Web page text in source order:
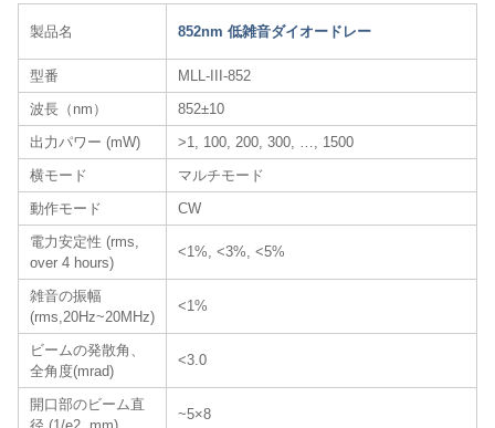
製品名 852nm 低雑音ダイオードレー
型番
MLL-III-852
波長（nm）
852±10
出力パワー (mW)
>1, 100, 200, 300, …, 1500
横モード
マルチモード
動作モード
CW
電力安定性 (rms,
over 4 hours)
<1%, <3%, <5%
雑音の振幅
(rms,20Hz~20MHz)
<1%
ビームの発散角、
全角度(mrad)
<3.0
開口部のビーム直
~5×8